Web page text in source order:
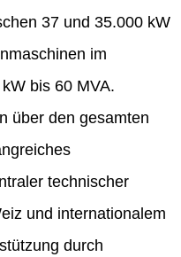
37 und 35.000 kW
im
bis 60 MVA.
über den gesamten
technischer
und internationalem
durch